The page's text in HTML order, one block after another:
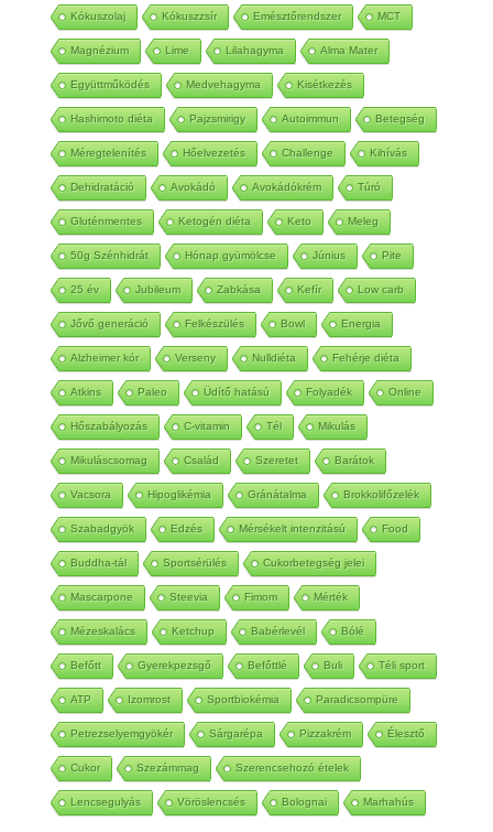
Kókuszolaj Kókuszzsír Emésztőrendszer MCT
Magnézium Lime Lilahagyma Alma Mater
Együttműködés Medvehagyma Kisétkezés
Hashimoto diéta Pajzsmirigy Autoimmun Betegség
Méregtelenítés Hőelvezetés Challenge Kihívás
Dehidratáció Avokádó Avokádókrém Túró
Gluténmentes Ketogén diéta Keto Meleg
50g Szénhidrát Hónap gyümölcse Június Pite
25 év Jubileum Zabkása Kefír Low carb
Jővő generáció Felkészülés Bowl Energia
Alzheimer kór Verseny Nulldiéta Fehérje diéta
Atkins Paleo Üdítő hatású Folyadék Online
Hőszabályozás C-vitamin Tél Mikulás
Mikuláscsomag Család Szeretet Barátok
Vacsora Hipoglikémia Gránátalma Brokkolifőzelék
Szabadgyök Edzés Mérsékelt intenzitású Food
Buddha-tál Sportsérülés Cukorbetegség jelei
Mascarpone Steevia Fimom Mérték
Mézeskalács Ketchup Babérlevél Bólé
Befőtt Gyerekpezsgő Befőttlé Buli Téli sport
ATP Izomrost Sportbiokémia Paradicsompüre
Petrezselyemgyökér Sárgarépa Pizzakrém Élesztő
Cukor Szezámmag Szerencsehozó ételek
Lencsegulyás Vöröslencsés Bolognai Marhahús